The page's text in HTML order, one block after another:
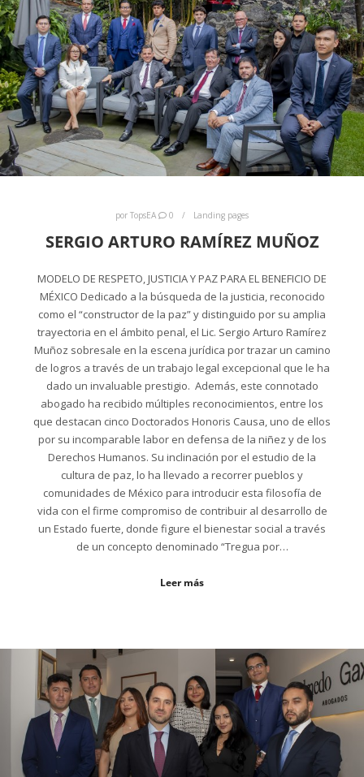
por TopsEA 0 Landing pages
SERGIO ARTURO RAMÍREZ MUÑOZ
MODELO DE RESPETO, JUSTICIA Y PAZ PARA EL BENEFICIO DE
MÉXICO Dedicado a la búsqueda de la justicia, reconocido
como el “constructor de la paz” y distinguido por su amplia
trayectoria en el ámbito penal, el Lic. Sergio Arturo Ramírez
Muñoz sobresale en la escena jurídica por trazar un camino
de logros a través de un trabajo legal excepcional que le ha
dado un invaluable prestigio. Además, este connotado
abogado ha recibido múltiples reconocimientos, entre los
que destacan cinco Doctorados Honoris Causa, uno de ellos
por su incomparable labor en defensa de la niñez y de los
Derechos Humanos. Su inclinación por el estudio de la
cultura de paz, lo ha llevado a recorrer pueblos y
comunidades de México para introducir esta filosofía de
vida con el firme compromiso de contribuir al desarrollo de
un Estado fuerte, donde figure el bienestar social a través
de un concepto denominado “Tregua por…
Leer más